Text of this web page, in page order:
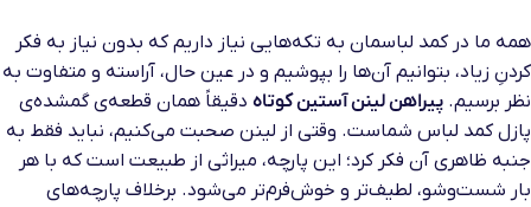
همه ما در کمد لباسمان به تکه‌هایی نیاز داریم که بدون نیاز به فکر
کردنِ زیاد، بتوانیم آن‌ها را بپوشیم و در عین حال، آراسته و متفاوت به
نظر برسیم. پیراهن لینن آستین کوتاه دقیقاً همان قطعه‌ی گمشده‌ی
پازل کمد لباس شماست. وقتی از لینن صحبت می‌کنیم، نباید فقط به
جنبه ظاهری آن فکر کرد؛ این پارچه، میراثی از طبیعت است که با هر
بار شست‌وشو، لطیف‌تر و خوش‌فرم‌تر می‌شود. برخلاف پارچه‌های